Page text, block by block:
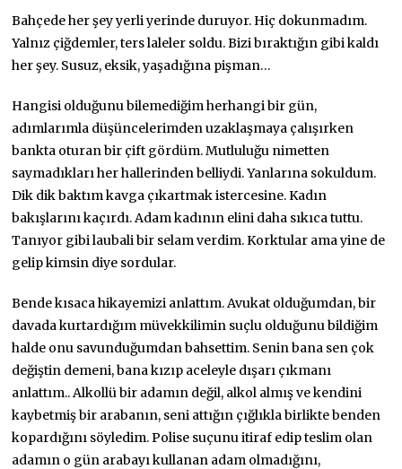
Bahçede her şey yerli yerinde duruyor. Hiç dokunmadım.
Yalnız çiğdemler, ters laleler soldu. Bizi bıraktığın gibi kaldı
her şey. Susuz, eksik, yaşadığına pişman…
Hangisi olduğunu bilemediğim herhangi bir gün,
adımlarımla düşüncelerimden uzaklaşmaya çalışırken
bankta oturan bir çift gördüm. Mutluluğu nimetten
saymadıkları her hallerinden belliydi. Yanlarına sokuldum.
Dik dik baktım kavga çıkartmak istercesine. Kadın
bakışlarını kaçırdı. Adam kadının elini daha sıkıca tuttu.
Tanıyor gibi laubali bir selam verdim. Korktular ama yine de
gelip kimsin diye sordular.
Bende kısaca hikayemizi anlattım. Avukat olduğumdan, bir
davada kurtardığım müvekkilimin suçlu olduğunu bildiğim
halde onu savunduğumdan bahsettim. Senin bana sen çok
değiştin demeni, bana kızıp aceleyle dışarı çıkmanı
anlattım.. Alkollü bir adamın değil, alkol almış ve kendini
kaybetmiş bir arabanın, seni attığın çığlıkla birlikte benden
kopardığını söyledim. Polise suçunu itiraf edip teslim olan
adamın o gün arabayı kullanan adam olmadığını,